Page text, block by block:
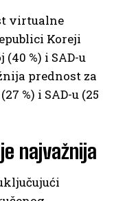
virtualne
Koreji
(40 %) i SAD-u
prednost za
%) i SAD-u (25
najvažnija